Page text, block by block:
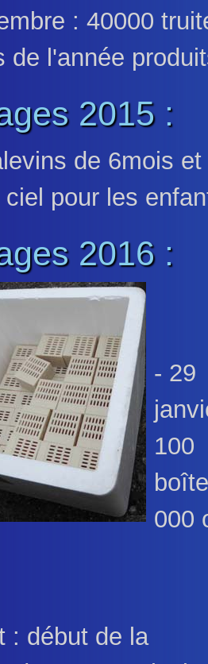
: 40000
de l'année
2015 :
de 6mois
pour les
2016 :
- 29
100
000
: début de la